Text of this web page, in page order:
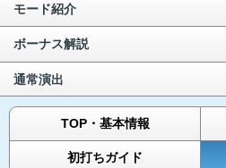
モード紹介
ボーナス解説
通常演出
TOP・基本情報
初打ちガイド